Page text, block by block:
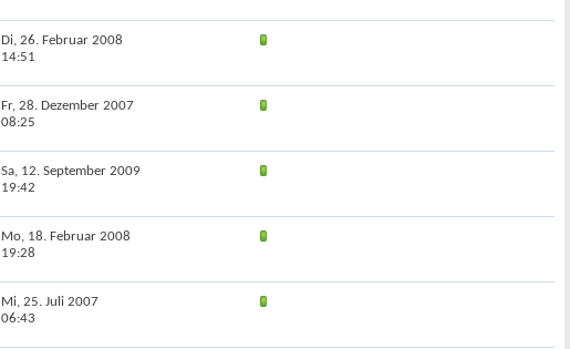
Di, 26. Februar 2008
14:51
Fr, 28. Dezember 2007
08:25
Sa, 12. September 2009
19:42
Mo, 18. Februar 2008
19:28
Mi, 25. Juli 2007
06:43